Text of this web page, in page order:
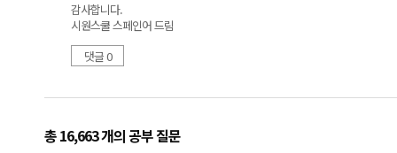
감사합니다.
시원스쿨 스페인어 드림
댓글 0
총 16,663 개의 공부 질문